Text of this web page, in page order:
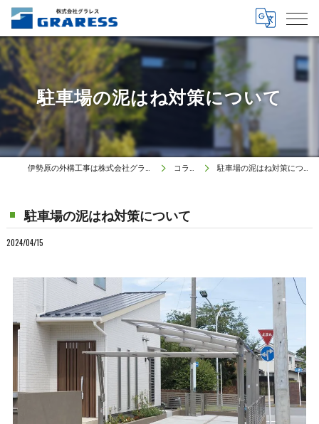
駐車場の泥はね対策について
コラム 駐車場の泥はね対策について
駐車場の泥はね対策について
2024/04/15